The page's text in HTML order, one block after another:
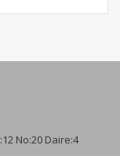
No:20 Daire:4